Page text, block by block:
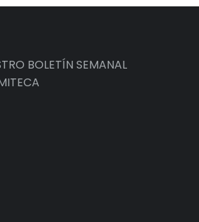
BOLETÍN SEMANAL